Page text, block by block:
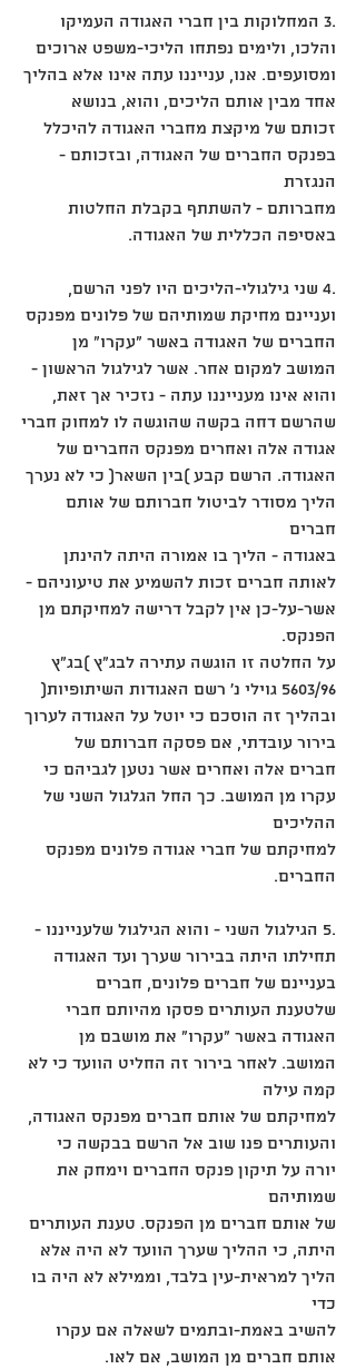
.3 המחלוקות בין חברי האגודה העמיקו
והלכו, ולימים נפתחו הליכי-משפט ארוכים
ומסועפים. אנו, ענייננו עתה אינו אלא בהליך
אחד מבין אותם הליכים, והוא, בנושא
זכותם של מיקצת מחברי האגודה להיכלל
בפנקס החברים של האגודה, ובזכותם -
הנגזרת
מחברותם - להשתתף בקבלת החלטות
באסיפה הכללית של האגודה.
.4 שני גילגולי-הליכים היו לפני הרשם,
ועניינם מחיקת שמותיהם של פלונים מפנקס
החברים של האגודה באשר "עקרו" מן
המושב למקום אחר. אשר לגילגול הראשון -
והוא אינו מענייננו עתה - נזכיר אך זאת,
שהרשם דחה בקשה שהוגשה לו למחוק חברי
אגודה אלה ואחרים מפנקס החברים של
האגודה. הרשם קבע )בין השאר( כי לא נערך
הליך מסודר לביטול חברותם של אותם
חברים
באגודה - הליך בו אמורה היתה להינתן
לאותה חברים זכות להשמיע את טיעוניהם -
אשר-על-כן אין לקבל דרישה למחיקתם מן
הפנקס.
על החלטה זו הוגשה עתירה לבג"ץ )בג"ץ
5603/96 גוילי נ' רשם האגודות השיתופיות(
ובהליך זה הוסכם כי יוטל על האגודה לערוך
בירור עובדתי, אם פסקה חברותם של
חברים אלה ואחרים אשר נטען לגביהם כי
עקרו מן המושב. כך החל הגלגול השני של
ההליכים
למחיקתם של חברי אגודה פלונים מפנקס
החברים.
.5 הגילגול השני - והוא הגילגול שלענייננו -
תחילתו היתה בבירור שערך ועד האגודה
בעניינם של חברים פלונים, חברים
שלטענת העותרים פסקו מהיותם חברי
האגודה באשר "עקרו" את מושבם מן
המושב. לאחר בירור זה החליט הוועד כי לא
קמה עילה
למחיקתם של אותם חברים מפנקס האגודה,
והעותרים פנו שוב אל הרשם בבקשה כי
יורה על תיקון פנקס החברים וימחק את
שמותיהם
של אותם חברים מן הפנקס. טענת העותרים
היתה, כי ההליך שערך הוועד לא היה אלא
הליך למראית-עין בלבד, וממילא לא היה בו
כדי
להשיב באמת-ובתמים לשאלה אם עקרו
אותם חברים מן המושב, אם לאו.